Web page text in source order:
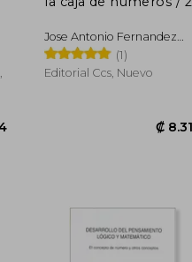
Jose Antonio Fernandez
Bravo
(1)
Editorial Ccs, Nuevo